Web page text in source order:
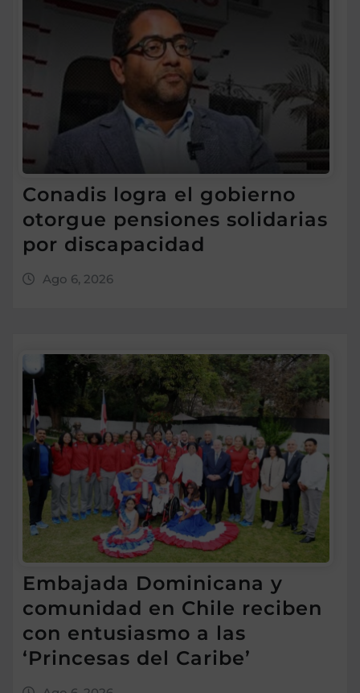
Conadis logra el gobierno
otorgue pensiones solidarias
por discapacidad
Ago 6, 2026
Embajada Dominicana y
comunidad en Chile reciben
con entusiasmo a las
‘Princesas del Caribe’